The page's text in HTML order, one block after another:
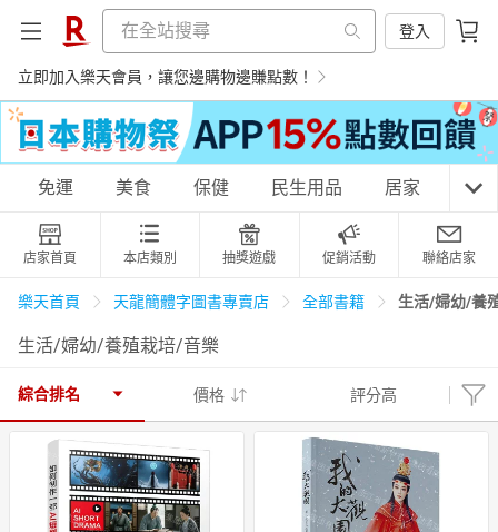
登入
立即加入樂天會員，讓您邊購物邊賺點數！
購物網分類
天天免運 美食蛋糕 養生保健 民生用品
居家生活 3C家電 親子玩具
女裝 男裝 化妝保養 情趣用品
免運 美食 保健 民生用品 居家 3C
店家首頁 本店類別 抽獎遊戲 促銷活動 聯絡店家
樂天首頁 天龍簡體字圖書專賣店 全部書籍 生活/婦幼/養
生活/婦幼/養殖栽培/音樂
綜合排名 價格 評分高